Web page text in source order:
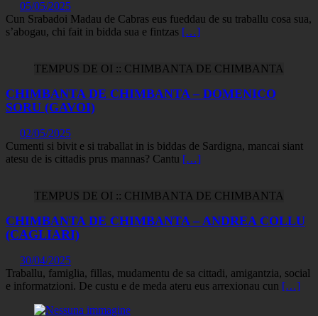
05/05/2025
Cun Srabadoi Madau de Cabras eus fueddau de su traballu cosa sua,
s’abogau, chi fait in bidda sua e fintzas […]
TEMPUS DE OI :: CHIMBANTA DE CHIMBANTA
CHIMBANTA DE CHIMBANTA – DOMENICO
SORU (GAVOI)
02/05/2025
Cumenti si bivit e si traballat in is biddas de Sardigna, mancai siant
atesu de is cittadis prus mannas? Cantu […]
TEMPUS DE OI :: CHIMBANTA DE CHIMBANTA
CHIMBANTA DE CHIMBANTA – ANDREA COLLU
(CAGLIARI)
30/04/2025
Traballu, famiglia, fillas, mudamentu de sa cittadi, amigantzia, social
e informatzioni. De custu e de meda ateru eus arrexionau cun […]